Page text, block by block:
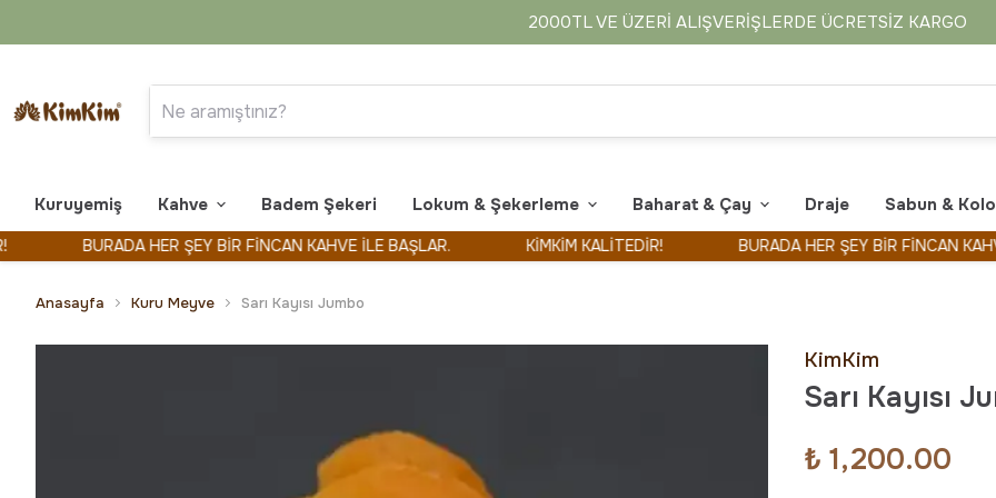
2000TL VE ÜZERI ALIŞVERIŞLERDE ÜCRETSIZ KARGO
Kuruyemiş Kahve Badem Şekeri Lokum & Şekerleme Baharat & Çay Draje Sabun &
BURADA HER ŞEY BİR FİNCAN KAHVE İLE BAŞLAR. KİMKİM KALİTEDİR! BURADA HER ŞEY BİR FİNCAN KAHVE İLE
Anasayfa Kuru Meyve Sarı Kayısı Jumbo
KimKim
Sarı Kayısı
₺ 1,200.00